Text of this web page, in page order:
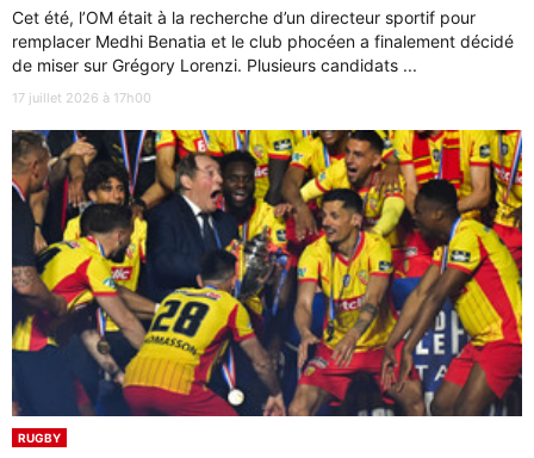
Cet été, l’OM était à la recherche d’un directeur sportif pour
remplacer Medhi Benatia et le club phocéen a finalement décidé
de miser sur Grégory Lorenzi. Plusieurs candidats ...
17 juillet 2026 à 17h00
RUGBY